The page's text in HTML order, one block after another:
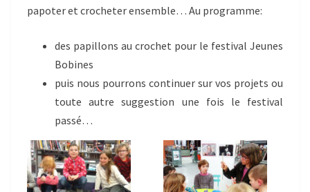
papoter et crocheter ensemble… Au programme:
des papillons au crochet pour le festival Jeunes
Bobines
puis nous pourrons continuer sur vos projets ou
toute autre suggestion une fois le festival
passé…